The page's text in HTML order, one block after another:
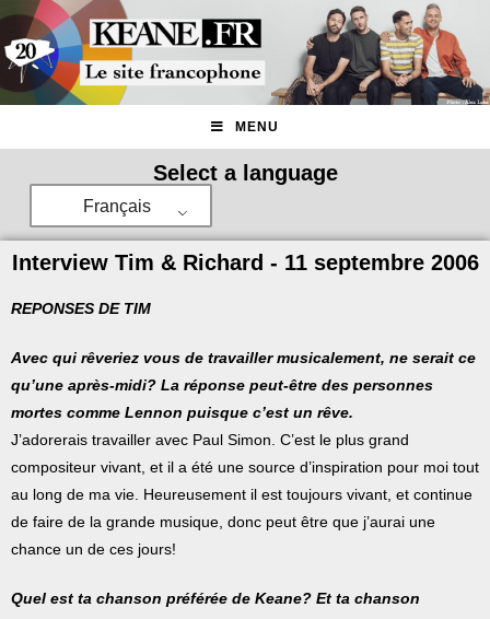
MENU
Select a language
Français
Interview Tim & Richard - 11 septembre 2006
REPONSES DE TIM
Avec qui rêveriez vous de travailler musicalement, ne serait ce
qu’une après-midi? La réponse peut-être des personnes
mortes comme Lennon puisque c’est un rêve.
J’adorerais travailler avec Paul Simon. C’est le plus grand
compositeur vivant, et il a été une source d’inspiration pour moi tout
au long de ma vie. Heureusement il est toujours vivant, et continue
de faire de la grande musique, donc peut être que j’aurai une
chance un de ces jours!
Quel est ta chanson préférée de Keane? Et ta chanson